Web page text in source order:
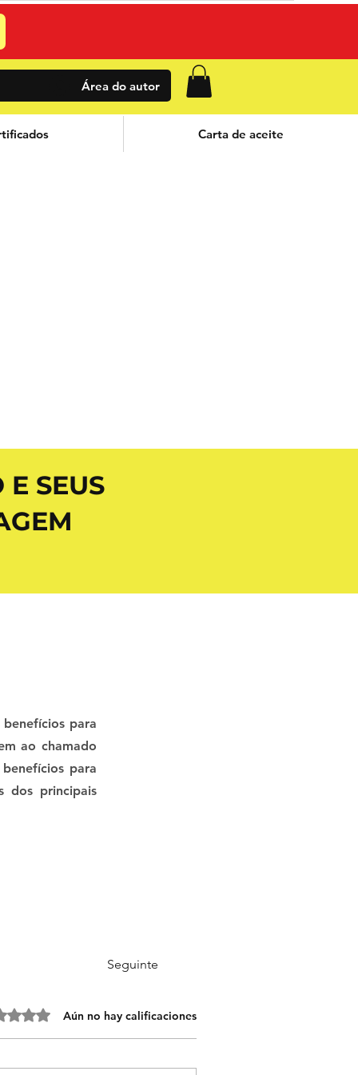
Área do autor
Carta de aceite
SEUS
para
ao chamado
para
dos principais
Seguinte
0 de 5 estrellas.Aún no hay calificaciones